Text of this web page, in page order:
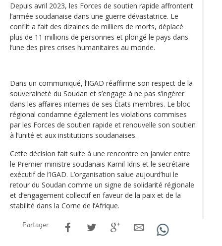
Depuis avril 2023, les Forces de soutien rapide affrontent
l’armée soudanaise dans une guerre dévastatrice. Le
conflit a fait des dizaines de milliers de morts, déplacé
plus de 11 millions de personnes et plongé le pays dans
l’une des pires crises humanitaires au monde.
Dans un communiqué, l’IGAD réaffirme son respect de la
souveraineté du Soudan et s’engage à ne pas s’ingérer
dans les affaires internes de ses États membres. Le bloc
régional condamne également les violations commises
par les Forces de soutien rapide et renouvelle son soutien
à l’unité et aux institutions soudanaises.
Cette décision fait suite à une rencontre en janvier entre
le Premier ministre soudanais Kamil Idris et le secrétaire
exécutif de l’IGAD. L’organisation salue aujourd’hui le
retour du Soudan comme un signe de solidarité régionale
et d’engagement collectif en faveur de la paix et de la
stabilité dans la Corne de l’Afrique.
Partager